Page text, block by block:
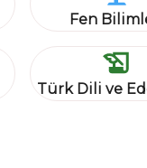
Fen
Türk Dili ve